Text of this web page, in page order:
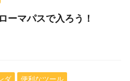
ーマパスで入ろう！
ダ 便利なツール